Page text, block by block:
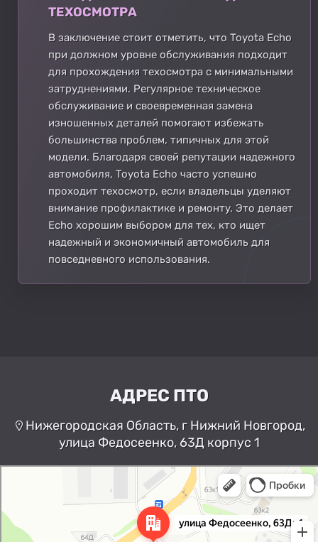
ТЕХОСМОТРА
В заключение стоит отметить, что Toyota Echo
при должном уровне обслуживания подходит
для прохождения техосмотра с минимальными
затруднениями. Регулярное техническое
обслуживание и своевременная замена
изношенных деталей помогают избежать
большинства проблем, типичных для этой
модели. Благодаря своей репутации надежного
автомобиля, Toyota Echo часто успешно
проходит техосмотр, если владельцы уделяют
внимание профилактике и ремонту. Это делает
Echo хорошим выбором для тех, кто ищет
надежный и экономичный автомобиль для
повседневного использования.
АДРЕС ПТО
Нижегородская Область, г Нижний Новгород,
улица Федосеенко, 63Д корпус 1
Нижний Новгород
Улица Федосеенко, 63Дк1 —
Яндекс Карты